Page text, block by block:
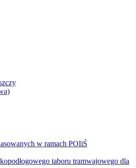
w ramach POIiŚ
taboru tramwajowego dla